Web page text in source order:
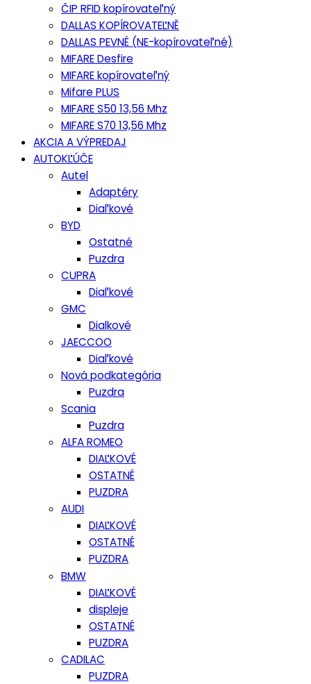
ČIP RFID kopírovateľný
DALLAS KOPÍROVATEĽNĚ
DALLAS PEVNÉ (NE-kopírovateľné)
MIFARE Desfire
MIFARE kopírovateľný
Mifare PLUS
MIFARE S50 13,56 Mhz
MIFARE S70 13,56 Mhz
AKCIA A VÝPREDAJ
AUTOKĽÚČE
Autel
Adaptéry
Diaľkové
BYD
Ostatné
Puzdra
CUPRA
Diaľkové
GMC
Dialkové
JAECCOO
Diaľkové
Nová podkategória
Puzdra
Scania
Puzdra
ALFA ROMEO
DIAĽKOVÉ
OSTATNÉ
PUZDRA
AUDI
DIAĽKOVÉ
OSTATNÉ
PUZDRA
BMW
DIAĽKOVÉ
displeje
OSTATNÉ
PUZDRA
CADILAC
PUZDRA